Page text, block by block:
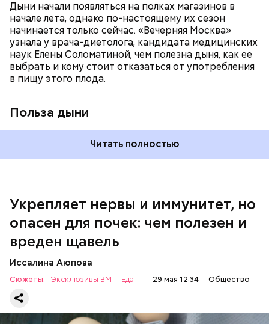
Дыни начали появляться на полках магазинов в
начале лета, однако по-настоящему их сезон
начинается только сейчас. «Вечерняя Москва»
узнала у врача-диетолога, кандидата медицинских
наук Елены Соломатиной, чем полезна дыня, как ее
выбрать и кому стоит отказаться от употребления
в пищу этого плода.
Польза дыни
систему и предотвращает скачки давления;
магний — помогает калию и не дает сосудам
спазмироваться.
Читать полностью
Укрепляет нервы и иммунитет, но
опасен для почек: чем полезен и
вреден щавель
Иссалина Аюпова
Сюжеты: Эксклюзивы ВМ Еда 29 мая 12:34 Общество
— Если человек уже болеет мочекаменной
болезнью, щавель ему не рекомендуется. При
артрите, гастрите, холецистите, синдроме
раздраженного кишечника, язвах и панкреатите
продукт тоже лучше исключить из рациона, —
предупредила врач. — Он может привести к
повышению кислотности желудка и раздражать
слизистые оболочки.
По мнению специалиста, здоровому человеку
достаточно включать щавель в рацион несколько
виде или припущенном на сковороде.